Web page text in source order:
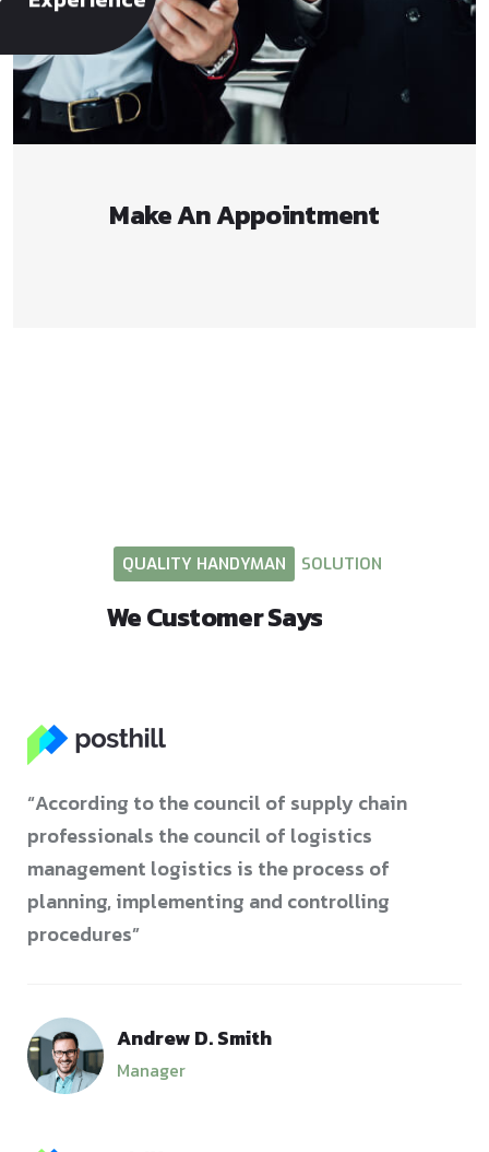
MakeAnAppointment
QUALITY HANDYMAN SOLUTION
WeCustomerSays
“According to the council of supply chain
professionals the council of logistics
management logistics is the process of
planning, implementing and controlling
procedures”
Andrew D. Smith
Manager